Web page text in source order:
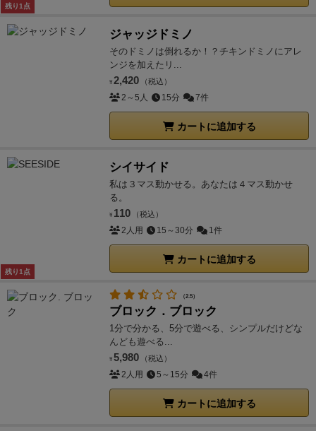
残り1点
ジャッジドミノ
そのドミノは倒れるか！？チキンドミノにアレ
ンジを加えたリ...
¥ 2,420 （税込）
2～5人 15分 7件
カートに追加する
残り1点
シイサイド
私は３マス動かせる。あなたは４マス動かせ
る。
¥ 110 （税込）
2人用 15～30分 1件
カートに追加する
（2.5）
ブロック．ブロック
1分で分かる、5分で遊べる、シンプルだけどな
んども遊べる...
¥ 5,980 （税込）
2人用 5～15分 4件
カートに追加する